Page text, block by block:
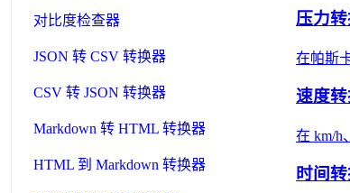
对比度检查器
JSON 转 CSV 转换器
CSV 转 JSON 转换器
Markdown 转 HTML 转换器
HTML 到 Markdown 转换器
压力
在帕斯
速度
在 km/h
时间